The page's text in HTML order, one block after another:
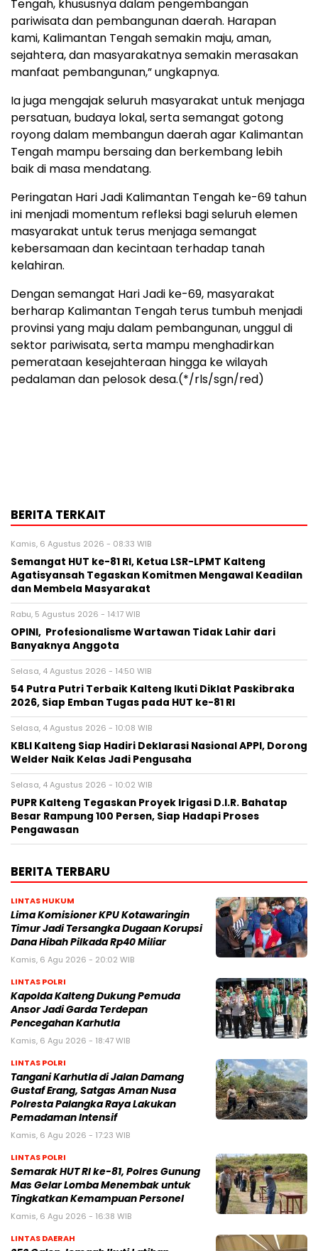
Tengah, khususnya dalam pengembangan
pariwisata dan pembangunan daerah. Harapan
kami, Kalimantan Tengah semakin maju, aman,
sejahtera, dan masyarakatnya semakin merasakan
manfaat pembangunan,” ungkapnya.
Ia juga mengajak seluruh masyarakat untuk menjaga
persatuan, budaya lokal, serta semangat gotong
royong dalam membangun daerah agar Kalimantan
Tengah mampu bersaing dan berkembang lebih
baik di masa mendatang.
Peringatan Hari Jadi Kalimantan Tengah ke-69 tahun
ini menjadi momentum refleksi bagi seluruh elemen
masyarakat untuk terus menjaga semangat
kebersamaan dan kecintaan terhadap tanah
kelahiran.
Dengan semangat Hari Jadi ke-69, masyarakat
berharap Kalimantan Tengah terus tumbuh menjadi
provinsi yang maju dalam pembangunan, unggul di
sektor pariwisata, serta mampu menghadirkan
pemerataan kesejahteraan hingga ke wilayah
pedalaman dan pelosok desa.(*/rls/sgn/red)
BERITA TERKAIT
Kamis, 6 Agustus 2026 - 08:33 WIB
Semangat HUT ke-81 RI, Ketua LSR-LPMT Kalteng
Agatisyansah Tegaskan Komitmen Mengawal Keadilan
dan Membela Masyarakat
Rabu, 5 Agustus 2026 - 14:17 WIB
OPINI, Profesionalisme Wartawan Tidak Lahir dari
Banyaknya Anggota
Selasa, 4 Agustus 2026 - 14:50 WIB
54 Putra Putri Terbaik Kalteng Ikuti Diklat Paskibraka
2026, Siap Emban Tugas pada HUT ke-81 RI
Selasa, 4 Agustus 2026 - 10:08 WIB
KBLI Kalteng Siap Hadiri Deklarasi Nasional APPI, Dorong
Welder Naik Kelas Jadi Pengusaha
Selasa, 4 Agustus 2026 - 10:02 WIB
PUPR Kalteng Tegaskan Proyek Irigasi D.I.R. Bahatap
Besar Rampung 100 Persen, Siap Hadapi Proses
Pengawasan
BERITA TERBARU
LINTAS HUKUM
Lima Komisioner KPU Kotawaringin
Timur Jadi Tersangka Dugaan Korupsi
Dana Hibah Pilkada Rp40 Miliar
Kamis, 6 Agu 2026 - 20:02 WIB
LINTAS POLRI
Kapolda Kalteng Dukung Pemuda
Ansor Jadi Garda Terdepan
Pencegahan Karhutla
Kamis, 6 Agu 2026 - 18:47 WIB
LINTAS POLRI
Tangani Karhutla di Jalan Damang
Gustaf Erang, Satgas Aman Nusa
Polresta Palangka Raya Lakukan
Pemadaman Intensif
Kamis, 6 Agu 2026 - 17:23 WIB
LINTAS POLRI
Semarak HUT RI ke-81, Polres Gunung
Mas Gelar Lomba Menembak untuk
Tingkatkan Kemampuan Personel
Kamis, 6 Agu 2026 - 16:38 WIB
LINTAS DAERAH